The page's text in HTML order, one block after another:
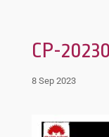
CP-
8 Sep 2023